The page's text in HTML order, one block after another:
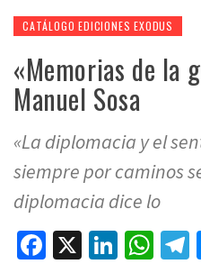
CATÁLOGO EDICIONES EXODUS
«Memorias de la
Manuel Sosa
«La diplomacia y el
siempre por caminos
diplomacia dice lo
Facebook
X